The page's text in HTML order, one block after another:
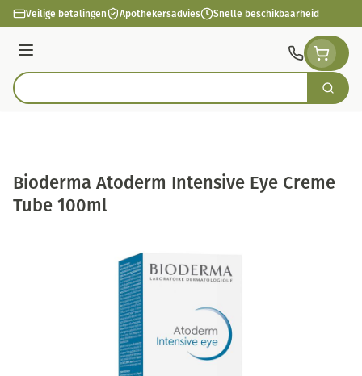
Ga naar de inhoud
Veilige betalingen Apothekersadvies Snelle beschikbaarheid
Menu
Product, merk, categorie... Zoek
Bioderma Atoderm Intensive Eye Creme
Tube 100ml